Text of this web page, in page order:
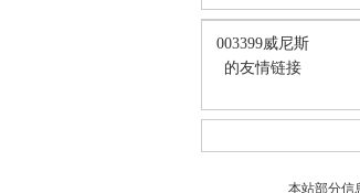
003399威尼斯
的友情链接
本站部分信